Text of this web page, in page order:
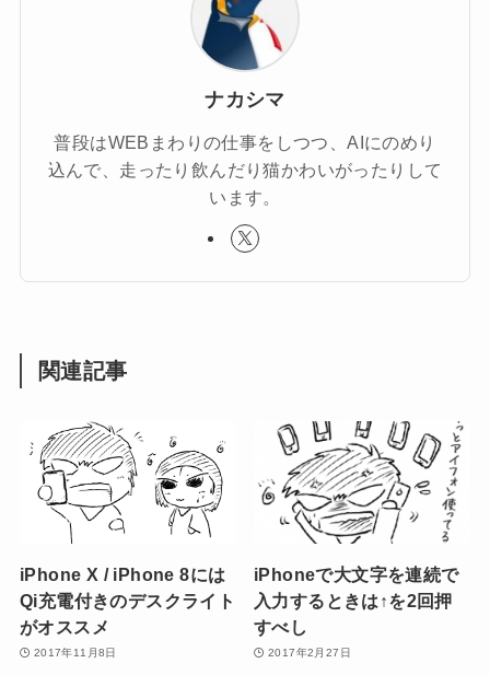
ナカシマ
普段はWEBまわりの仕事をしつつ、AIにのめり
込んで、走ったり飲んだり猫かわいがったりして
います。
関連記事
iPhone X / iPhone 8には
Qi充電付きのデスクライト
がオススメ
2017年11月8日
iPhoneで大文字を連続で
入力するときは↑を2回押
すべし
2017年2月27日